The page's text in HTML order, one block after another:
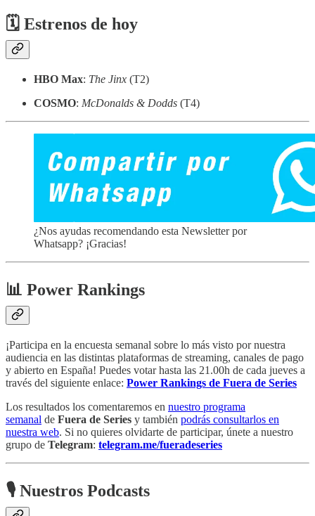
🗓 Estrenos de hoy
HBO Max: The Jinx (T2)
COSMO: McDonalds & Dodds (T4)
¿Nos ayudas recomendando esta Newsletter por
Whatsapp? ¡Gracias!
📊 Power Rankings
¡Participa en la encuesta semanal sobre lo más visto por nuestra
audiencia en las distintas plataformas de streaming, canales de pago
y abierto en España! Puedes votar hasta las 21.00h de cada jueves a
través del siguiente enlace: Power Rankings de Fuera de Series
Los resultados los comentaremos en nuestro programa
semanal de Fuera de Series y también podrás consultarlos en
nuestra web. Si no quieres olvidarte de participar, únete a nuestro
grupo de Telegram: telegram.me/fueradeseries
🎙 Nuestros Podcasts